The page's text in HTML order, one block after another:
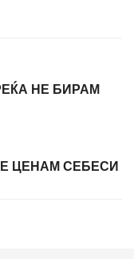
НЕ БИРАМ
ЦЕНАМ СЕБЕСИ